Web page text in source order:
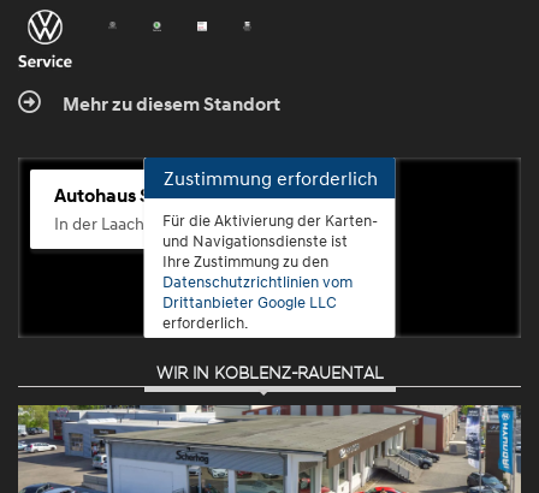
Mehr zu diesem Standort
Autohaus Scherhag
In der Laach 76, 56072 Koblenz-Güls
Zustimmung erforderlich
Für die Aktivierung der Karten-
und Navigationsdienste ist
Ihre Zustimmung zu den
Datenschutzrichtlinien vom
Drittanbieter Google LLC
erforderlich.
Zustimmen
und
aktivieren
WIR IN KOBLENZ-RAUENTAL